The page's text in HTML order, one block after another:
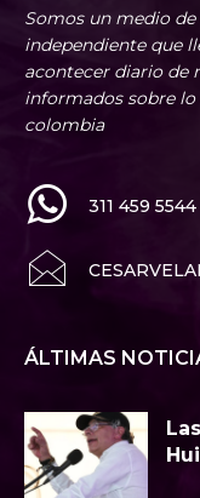
Somos un medio
independiente que
acontecer diario de
informados sobre lo
colombia
311 459 5544
ÁLTIMAS